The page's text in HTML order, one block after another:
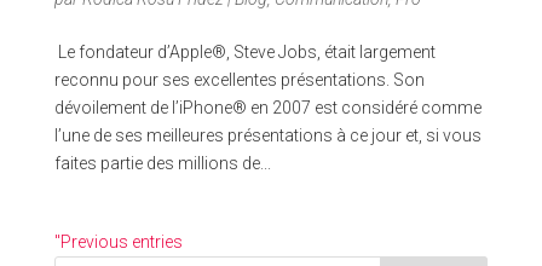
Le fondateur d’Apple®, Steve Jobs, était largement
reconnu pour ses excellentes présentations. Son
dévoilement de l’iPhone® en 2007 est considéré comme
l’une de ses meilleures présentations à ce jour et, si vous
faites partie des millions de...
"Previous entries